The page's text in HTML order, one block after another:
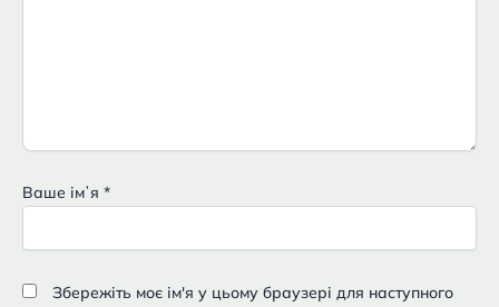
Ваше імʼя *
Збережіть моє ім'я у цьому браузері для наступного